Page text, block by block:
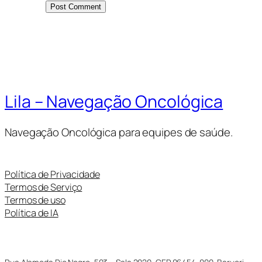
Lila – Navegação Oncológica
Navegação Oncológica para equipes de saúde.
Política de Privacidade
Termos de Serviço
Termos de uso
Política de IA